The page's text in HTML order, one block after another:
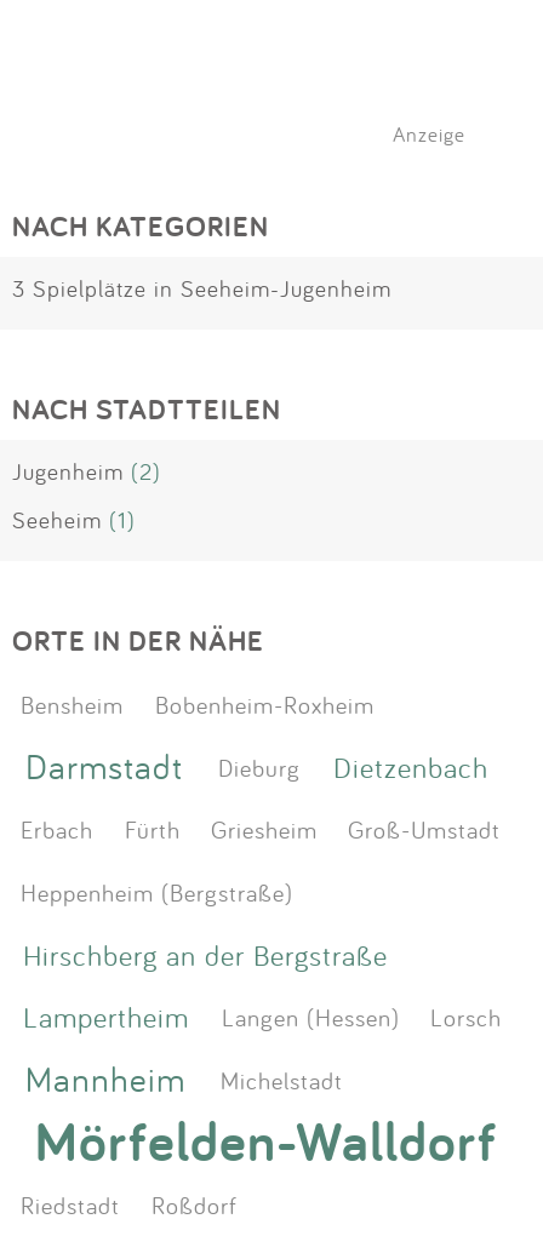
Anzeige
NACH KATEGORIEN
3 Spielplätze in Seeheim-Jugenheim
NACH STADTTEILEN
Jugenheim (2)
Seeheim (1)
ORTE IN DER NÄHE
Bensheim Bobenheim-Roxheim
Darmstadt Dieburg Dietzenbach
Erbach Fürth Griesheim
Groß-Umstadt
Heppenheim (Bergstraße)
Hirschberg an der Bergstraße
Lampertheim
Langen (Hessen) Lorsch
Mannheim Michelstadt
Mörfelden-Walldorf
Riedstadt Roßdorf